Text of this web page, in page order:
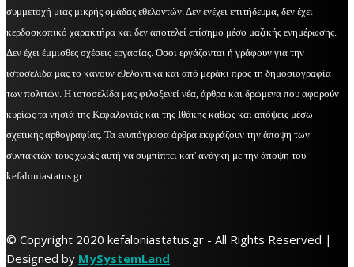
συμμετοχή μιας μικρής ομάδας εθελοντών. Δεν ενέχει επιτήδευμα, δεν έχει
κερδοσκοπικό χαρακτήρα και δεν αποτελεί επίσημο μέσο μαζικής ενημέρωσης.
Δεν έχει έμμισθες σχέσεις εργασίας. Όσοι εργάζονται ή γράφουν για την
ιστοσελίδα μας το κάνουν εθελοντικά και από μεράκι προς τη δημοσιογραφία
των πολιτών. Η ιστοσελίδα μας φιλοξενεί νέα, άρθρα και δρώμενα που αφορούν
κυρίως τα νησιά της Κεφαλονιάς και της Ιθάκης καθώς και απόψεις μέσω
σχετικής αρθογραφίας. Τα ενυπόγραφα άρθρα εκφράζουν την άποψη των
συντακτών τους χωρίς αυτή να συμπίπτει κατ' ανάγκη με την άποψη του
kefaloniastatus.gr
© Copyright 2020 kefaloniastatus.gr - All Rights Reserved |
Designed by MySystemLand